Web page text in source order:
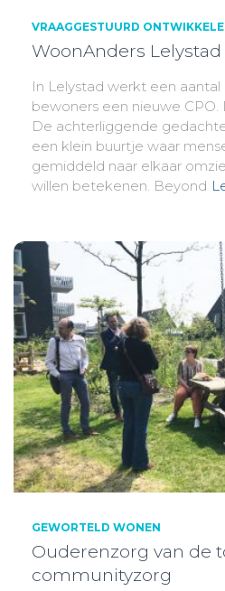
VRAAGGESTUURD
WoonAnders Lelystad
In Lelystad werkt een aantal
bewoners een nieuwe CPO.
De achterliggende
een klein buurtje waar
gemiddeld naar elkaar
willen betekenen. Beyond
GEWORTELD WONEN
Ouderenzorg van de
communityzorg